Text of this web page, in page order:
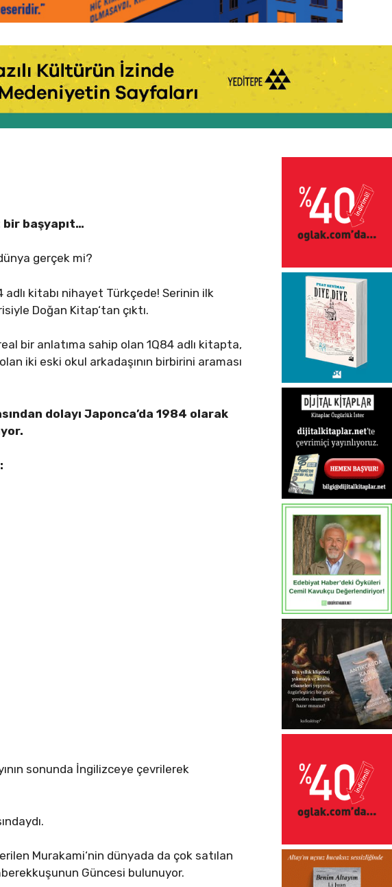
başyapıt…
gerçek mi?
adlı kitabı nihayet Türkçede! Serinin ilk
Doğan Kitap‘tan çıktı.
bir anlatıma sahip olan 1Q84 adlı kitapta,
iki eski okul arkadaşının birbirini araması
dolayı Japonca’da 1984 olarak
sonunda İngilizceye çevrilerek
Murakami‘nin dünyada da çok satılan
Güncesi bulunuyor.